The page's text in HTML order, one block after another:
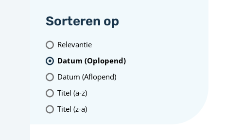
Sorteren op
Relevantie
Datum (Oplopend)
Datum (Aflopend)
Titel (a-z)
Titel (z-a)